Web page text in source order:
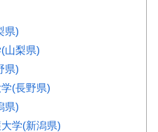
県)
山梨県)
県)
(長野県)
県)
学(新潟県)